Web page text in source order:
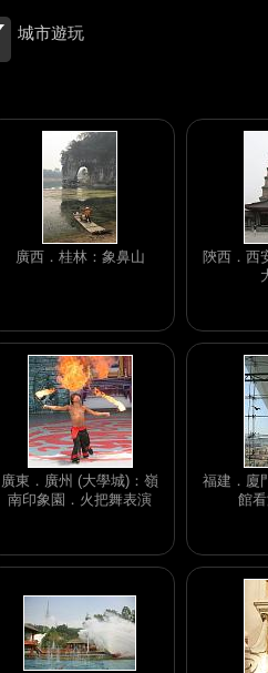
城市遊玩
廣西．桂林：象鼻山
陝西．西
廣東．廣州 (大學城)：嶺
南印象園．火把舞表演
福建．廈
館